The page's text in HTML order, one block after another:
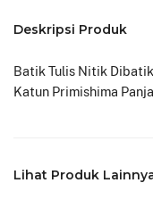
Deskripsi Produk
Batik Tulis Nitik
Katun Primishima
Lihat Produk